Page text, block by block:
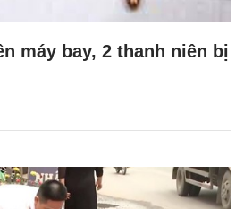
máy bay, 2 thanh niên bị